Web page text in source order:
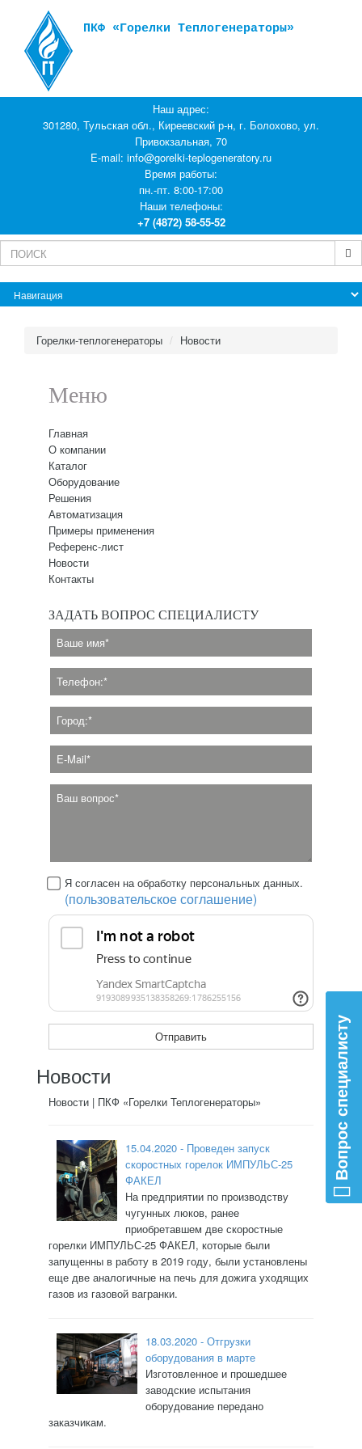
ПКФ «Горелки Теплогенераторы»
Наш адрес:
301280, Тульская обл., Киреевский р-н, г. Болохово, ул.
Привокзальная, 70
E-mail: info@gorelki-teplogeneratory.ru
Время работы:
пн.-пт. 8:00-17:00
Наши телефоны:
+7 (4872) 58-55-52
Горелки-теплогенераторы Новости
Меню
Главная
О компании
Каталог
Оборудование
Решения
Автоматизация
Примеры применения
Референс-лист
Новости
Контакты
ЗАДАТЬ ВОПРОС СПЕЦИАЛИСТУ
Я согласен на обработку персональных данных.
(пользовательское соглашение)
Новости
Новости | ПКФ «Горелки Теплогенераторы»
15.04.2020 - Проведен запуск
скоростных горелок ИМПУЛЬС-25
ФАКЕЛ
На предприятии по производству
чугунных люков, ранее
приобретавшем две скоростные
горелки ИМПУЛЬС-25 ФАКЕЛ, которые были
запущенны в работу в 2019 году, были установлены
еще две аналогичные на печь для дожига уходящих
газов из газовой вагранки.
18.03.2020 - Отгрузки
оборудования в марте
Изготовленное и прошедшее
заводские испытания
оборудование передано
заказчикам.
Вопрос специалисту